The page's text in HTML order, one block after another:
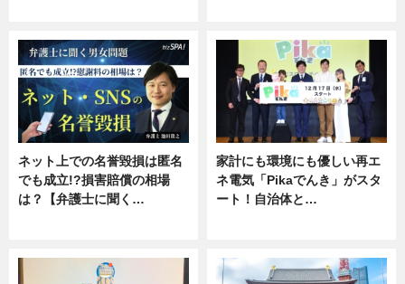
ネット上での名誉毀損は匿名
でも成立!?損害賠償の相場
は？【弁護士に聞く…
家計にも環境にも優しい再エ
ネ電気「Pikaでんき」がスタ
ート！自治体と…